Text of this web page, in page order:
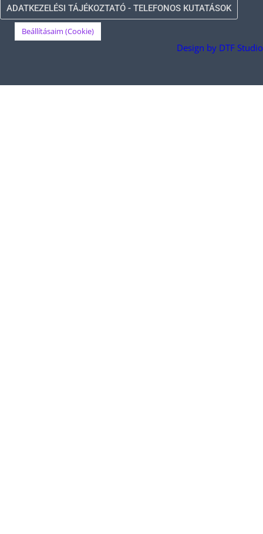
ADATKEZELÉSI TÁJÉKOZTATÓ - TELEFONOS KUTATÁSOK
Beállításaim (Cookie)
Design by DTF Studio